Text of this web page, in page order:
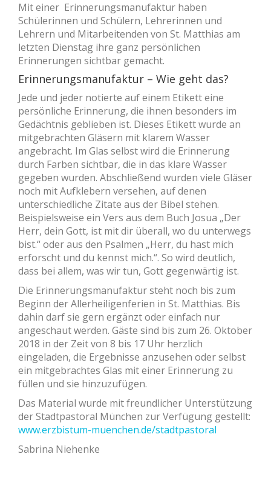
Mit einer Erinnerungsmanufaktur haben
Schülerinnen und Schülern, Lehrerinnen und
Lehrern und Mitarbeitenden von St. Matthias am
letzten Dienstag ihre ganz persönlichen
Erinnerungen sichtbar gemacht.
Erinnerungsmanufaktur – Wie geht das?
Jede und jeder notierte auf einem Etikett eine
persönliche Erinnerung, die ihnen besonders im
Gedächtnis geblieben ist. Dieses Etikett wurde an
mitgebrachten Gläsern mit klarem Wasser
angebracht. Im Glas selbst wird die Erinnerung
durch Farben sichtbar, die in das klare Wasser
gegeben wurden. Abschließend wurden viele Gläser
noch mit Aufklebern versehen, auf denen
unterschiedliche Zitate aus der Bibel stehen.
Beispielsweise ein Vers aus dem Buch Josua „Der
Herr, dein Gott, ist mit dir überall, wo du unterwegs
bist.“ oder aus den Psalmen „Herr, du hast mich
erforscht und du kennst mich.“. So wird deutlich,
dass bei allem, was wir tun, Gott gegenwärtig ist.
Die Erinnerungsmanufaktur steht noch bis zum
Beginn der Allerheiligenferien in St. Matthias. Bis
dahin darf sie gern ergänzt oder einfach nur
angeschaut werden. Gäste sind bis zum 26. Oktober
2018 in der Zeit von 8 bis 17 Uhr herzlich
eingeladen, die Ergebnisse anzusehen oder selbst
ein mitgebrachtes Glas mit einer Erinnerung zu
füllen und sie hinzuzufügen.
Das Material wurde mit freundlicher Unterstützung
der Stadtpastoral München zur Verfügung gestellt:
www.erzbistum-muenchen.de/stadtpastoral
Sabrina Niehenke